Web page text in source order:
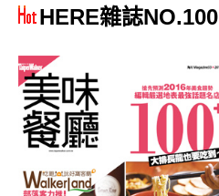
HERE雜誌NO.100